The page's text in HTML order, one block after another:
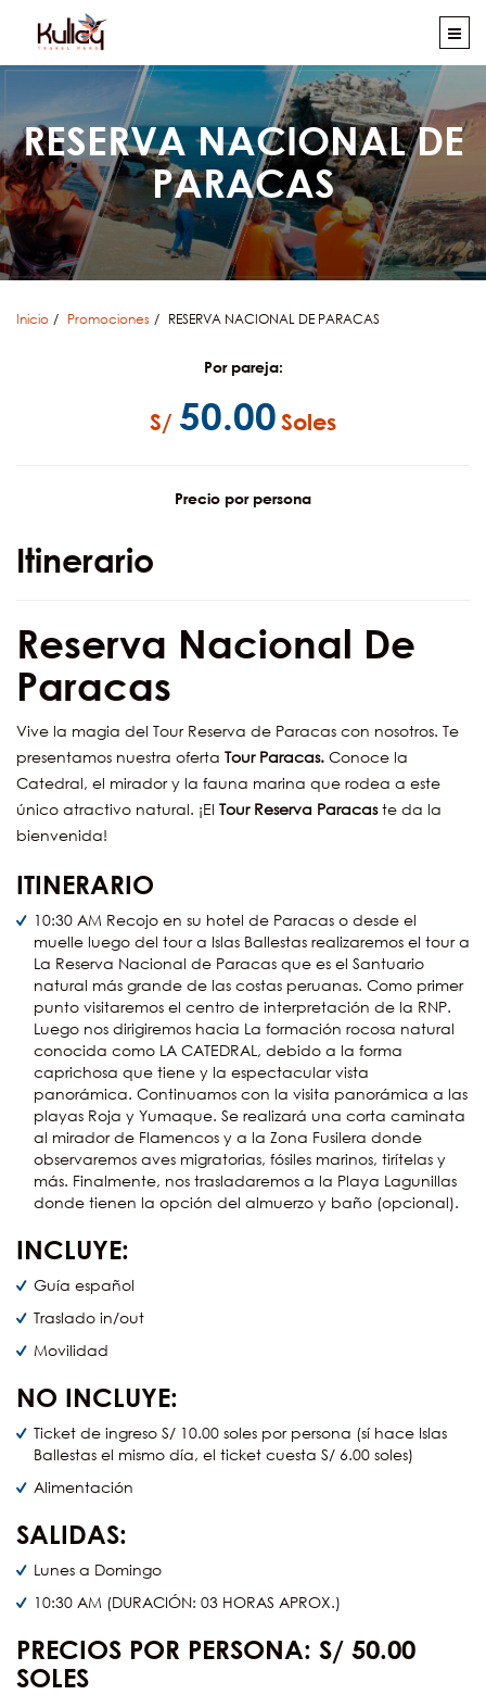
RESERVA NACIONAL DE
PARACAS
Inicio Promociones RESERVA NACIONAL DE PARACAS
Por pareja:
S/ 50.00Soles
Precio por persona
Itinerario
Reserva Nacional De
Paracas
Vive la magia del Tour Reserva de Paracas con nosotros. Te
presentamos nuestra oferta Tour Paracas. Conoce la
Catedral, el mirador y la fauna marina que rodea a este
único atractivo natural. ¡El Tour Reserva Paracaste da la
bienvenida!
ITINERARIO
10:30 AM Recojo en su hotel de Paracas o desde el
muelle luego del tour a Islas Ballestas realizaremos el tour a
La Reserva Nacional de Paracas que es el Santuario
natural más grande de las costas peruanas. Como primer
punto visitaremos el centro de interpretación de la RNP.
Luego nos dirigiremos hacia La formación rocosa natural
conocida como LA CATEDRAL, debido a la forma
caprichosa que tiene y la espectacular vista
panorámica. Continuamos con la visita panorámica a las
playas Roja y Yumaque. Se realizará una corta caminata
al mirador de Flamencos y a la Zona Fusilera donde
observaremos aves migratorias, fósiles marinos, tirítelas y
más. Finalmente, nos trasladaremos a la Playa Lagunillas
donde tienen la opción del almuerzo y baño (opcional).
INCLUYE:
Guía español
Traslado in/out
Movilidad
NO INCLUYE:
Ticket de ingreso S/ 10.00 soles por persona (sí hace Islas
Ballestas el mismo día, el ticket cuesta S/ 6.00 soles)
Alimentación
SALIDAS:
Lunes a Domingo
10:30 AM (DURACIÓN: 03 HORAS APROX.)
PRECIOS POR PERSONA: S/ 50.00
SOLES